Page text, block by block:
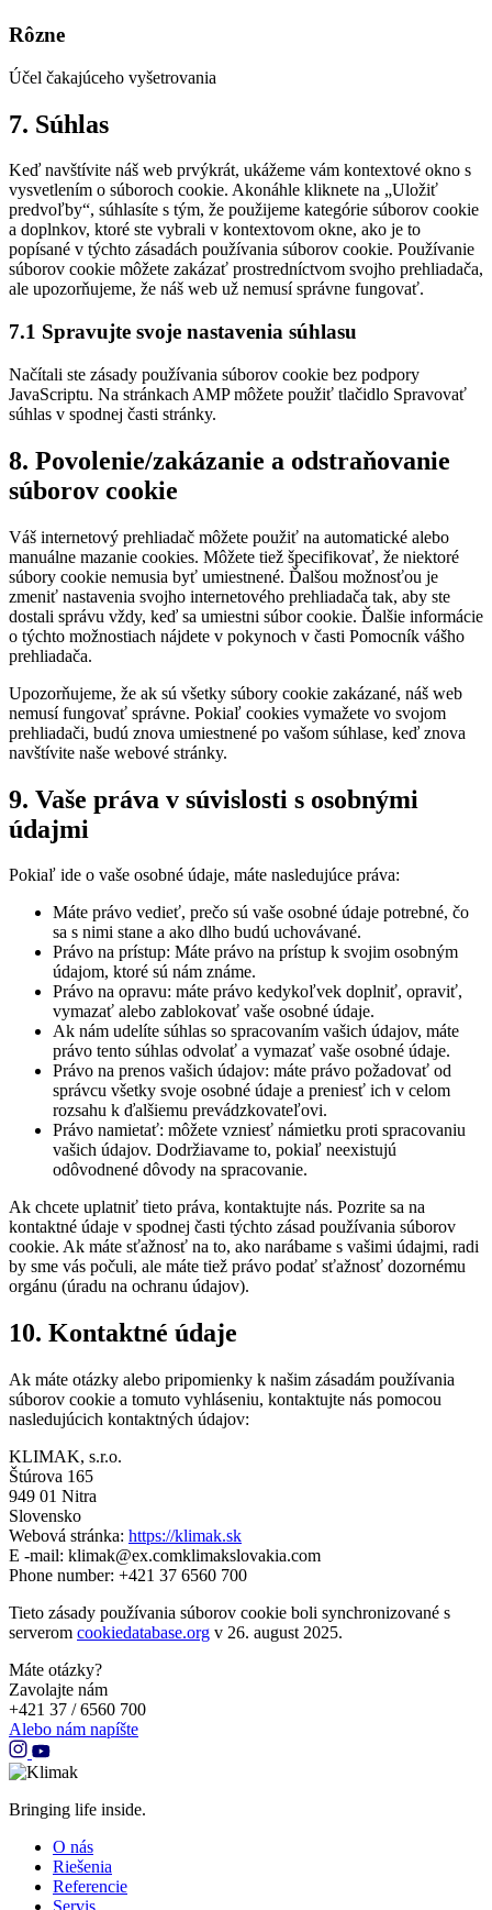
query-
monitor
Rôzne
Účel čakajúceho vyšetrovania
Consent
to
rôzne
7. Súhlas
Keď navštívite náš web prvýkrát, ukážeme vám kontextové okno s
vysvetlením o súboroch cookie. Akonáhle kliknete na „Uložiť
predvoľby“, súhlasíte s tým, že použijeme kategórie súborov cookie
a doplnkov, ktoré ste vybrali v kontextovom okne, ako je to
popísané v týchto zásadách používania súborov cookie. Používanie
súborov cookie môžete zakázať prostredníctvom svojho prehliadača,
ale upozorňujeme, že náš web už nemusí správne fungovať.
7.1 Spravujte svoje nastavenia súhlasu
Načítali ste zásady používania súborov cookie bez podpory
JavaScriptu. Na stránkach AMP môžete použiť tlačidlo Spravovať
súhlas v spodnej časti stránky.
8. Povolenie/zakázanie a odstraňovanie
súborov cookie
Váš internetový prehliadač môžete použiť na automatické alebo
manuálne mazanie cookies. Môžete tiež špecifikovať, že niektoré
súbory cookie nemusia byť umiestnené. Ďalšou možnosťou je
zmeniť nastavenia svojho internetového prehliadača tak, aby ste
dostali správu vždy, keď sa umiestni súbor cookie. Ďalšie informácie
o týchto možnostiach nájdete v pokynoch v časti Pomocník vášho
prehliadača.
Upozorňujeme, že ak sú všetky súbory cookie zakázané, náš web
nemusí fungovať správne. Pokiaľ cookies vymažete vo svojom
prehliadači, budú znova umiestnené po vašom súhlase, keď znova
navštívite naše webové stránky.
9. Vaše práva v súvislosti s osobnými
údajmi
Pokiaľ ide o vaše osobné údaje, máte nasledujúce práva:
Máte právo vedieť, prečo sú vaše osobné údaje potrebné, čo
sa s nimi stane a ako dlho budú uchovávané.
Právo na prístup: Máte právo na prístup k svojim osobným
údajom, ktoré sú nám známe.
Právo na opravu: máte právo kedykoľvek doplniť, opraviť,
vymazať alebo zablokovať vaše osobné údaje.
Ak nám udelíte súhlas so spracovaním vašich údajov, máte
právo tento súhlas odvolať a vymazať vaše osobné údaje.
Právo na prenos vašich údajov: máte právo požadovať od
správcu všetky svoje osobné údaje a preniesť ich v celom
rozsahu k ďalšiemu prevádzkovateľovi.
Právo namietať: môžete vzniesť námietku proti spracovaniu
vašich údajov. Dodržiavame to, pokiaľ neexistujú
odôvodnené dôvody na spracovanie.
Ak chcete uplatniť tieto práva, kontaktujte nás. Pozrite sa na
kontaktné údaje v spodnej časti týchto zásad používania súborov
cookie. Ak máte sťažnosť na to, ako narábame s vašimi údajmi, radi
by sme vás počuli, ale máte tiež právo podať sťažnosť dozornému
orgánu (úradu na ochranu údajov).
10. Kontaktné údaje
Ak máte otázky alebo pripomienky k našim zásadám používania
súborov cookie a tomuto vyhláseniu, kontaktujte nás pomocou
nasledujúcich kontaktných údajov:
KLIMAK, s.r.o.
Štúrova 165
949 01 Nitra
Slovensko
Webová stránka: https://klimak.sk
E -mail: klimak@ex.comklimakslovakia.com
Phone number: +421 37 6560 700
Tieto zásady používania súborov cookie boli synchronizované s
serverom cookiedatabase.org v 26. august 2025.
Máte otázky?
Zavolajte nám
+421 37 / 6560 700
Alebo nám napíšte
Bringing life inside.
O nás
Riešenia
Referencie